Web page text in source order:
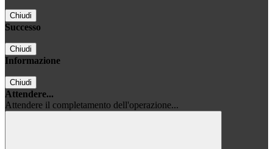
Chiudi
Successo
Chiudi
Informazione
Chiudi
Attendere...
Attendere il completamento dell'operazione...